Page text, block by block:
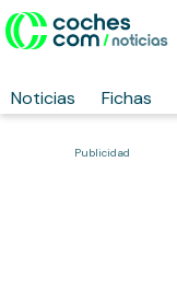
Noticias Fichas
Publicidad